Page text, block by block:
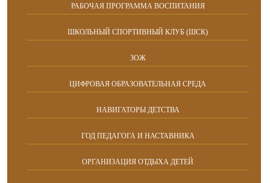
РАБОЧАЯ ПРОГРАММА ВОСПИТАНИЯ
ШКОЛЬНЫЙ СПОРТИВНЫЙ КЛУБ (ШСК)
ЗОЖ
ЦИФРОВАЯ ОБРАЗОВАТЕЛЬНАЯ СРЕДА
НАВИГАТОРЫ ДЕТСТВА
ГОД ПЕДАГОГА И НАСТАВНИКА
ОРГАНИЗАЦИЯ ОТДЫХА ДЕТЕЙ